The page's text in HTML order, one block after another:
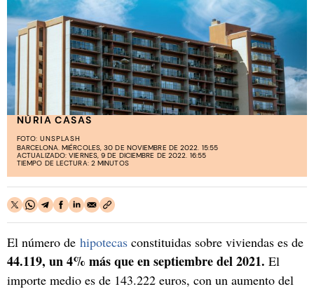
NÚRIA CASAS
FOTO: UNSPLASH
BARCELONA. MIÉRCOLES, 30 DE NOVIEMBRE DE 2022. 15:55
ACTUALIZADO: VIERNES, 9 DE DICIEMBRE DE 2022. 16:55
TIEMPO DE LECTURA: 2 MINUTOS
El número de hipotecas constituidas sobre viviendas es de
44.119, un 4% más que en septiembre del 2021. El
importe medio es de 143.222 euros, con un aumento del